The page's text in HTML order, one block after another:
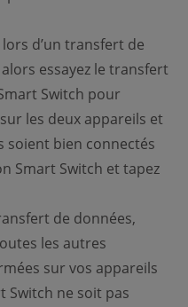
d’un transfert de
essayez le transfert
Switch pour
les deux appareils et
soient bien connectés
Smart Switch et tapez
de données,
les autres
sur vos appareils
Switch ne soit pas